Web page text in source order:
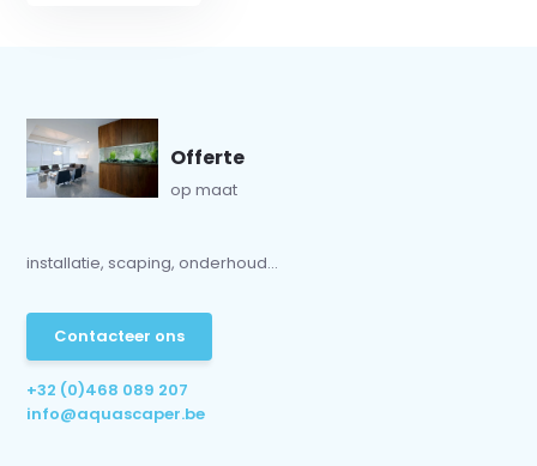
Offerte
op maat
installatie, scaping, onderhoud...
Contacteer ons
+32 (0)468 089 207
info@aquascaper.be